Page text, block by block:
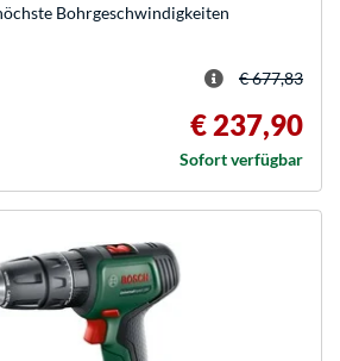
Bohrgeschwindigkeiten
€ 677,83
€ 237,90
Sofort verfügbar